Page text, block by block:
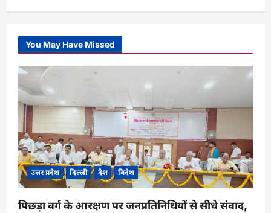
You May Have Missed
उत्तर प्रदेश दिल्ली देश विदेश
पिछड़ा वर्ग के आरक्षण पर जनप्रतिनिधियों से सीधे संवाद,